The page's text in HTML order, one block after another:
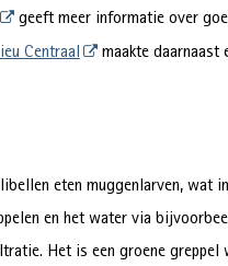
geeft meer informatie over
Centraal
maakte daarnaast
eten muggenlarven, wat
en het water via
Het is een groene greppel